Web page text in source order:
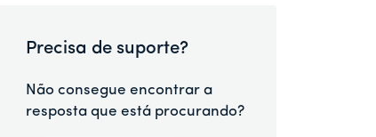
Precisa de suporte?
Não consegue encontrar a
resposta que está procurando?